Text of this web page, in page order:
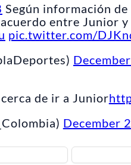
Según información
entre Junior
pic.twitter.com/
de ir a Junior
December